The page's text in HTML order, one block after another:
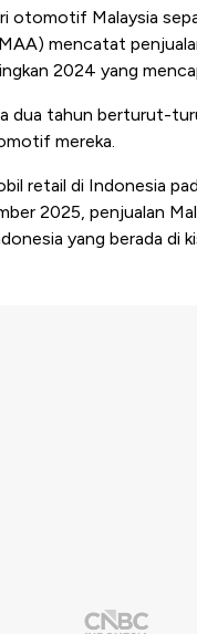
otomotif Malaysia
mencatat
2024 yang
dua tahun berturut-
mereka.
retail di Indonesia
2025, penjualan
yang berada di